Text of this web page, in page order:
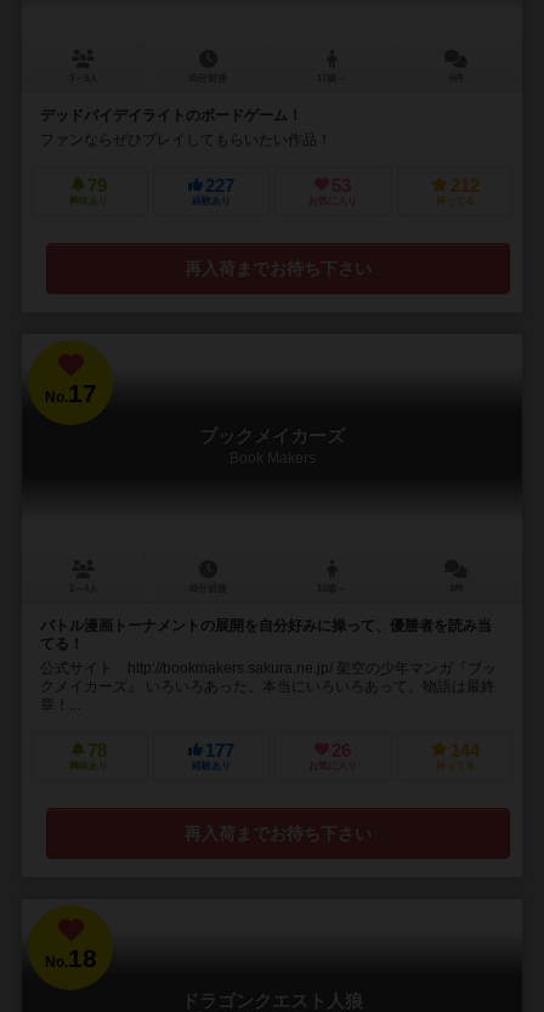
デッドバイデイライトのボードゲーム！
ファンならぜひプレイしてもらいたい作品！
79
興味あり
227
経験あり
53
お気に入り
212
持ってる
再入荷までお待ち下さい
No.17
ブックメイカーズ
Book Makers
バトル漫画トーナメントの展開を自分好みに操って、優勝者を読み当
てる！
公式サイト http://bookmakers.sakura.ne.jp/ 架空の少年マンガ『ブッ
クメイカーズ』 いろいろあった。本当にいろいろあって、物語は最終
章！...
78
興味あり
177
経験あり
26
お気に入り
144
持ってる
再入荷までお待ち下さい
No.18
ドラゴンクエスト人狼